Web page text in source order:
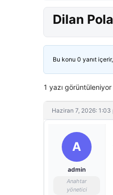
Dilan
Bu konu 0 yanıt
1 yazı
Haziran 7, 2026: 1:03
A
admin
Anahtar
yönetici